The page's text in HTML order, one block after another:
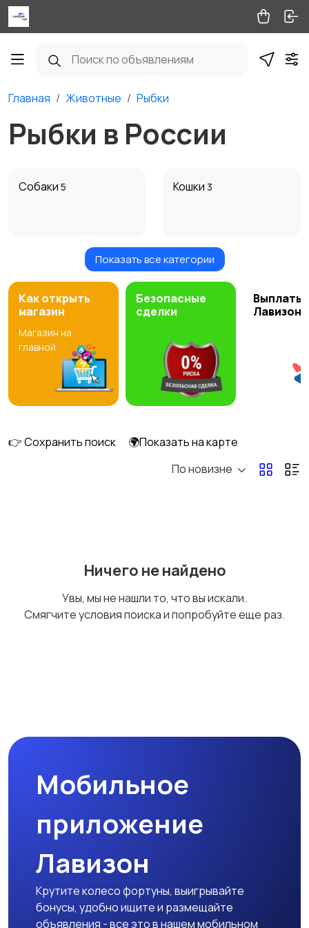
Главная Животные Рыбки
Рыбки в России
Собаки 5 Кошки 3
Грызуны
Рыбки С/х животные
1
Показать все категории
Как открыть
магазин
Магазин на
главной
Безопасные
сделки
Выплаты
Лавизон
👉 Сохранить поиск
🌍Показать на карте
По новизне
Ничего не найдено
Увы, мы не нашли то, что вы искали.
Смягчите условия поиска и попробуйте еще раз.
Мобильное
приложение
Лавизон
Крутите колесо фортуны, выигрывайте
бонусы, удобно ищите и размещайте
объявления - все это в нашем мобильном